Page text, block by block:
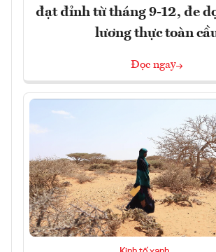
đạt đỉnh từ tháng 9-12, đe
lương thực toàn
Đọc ngay